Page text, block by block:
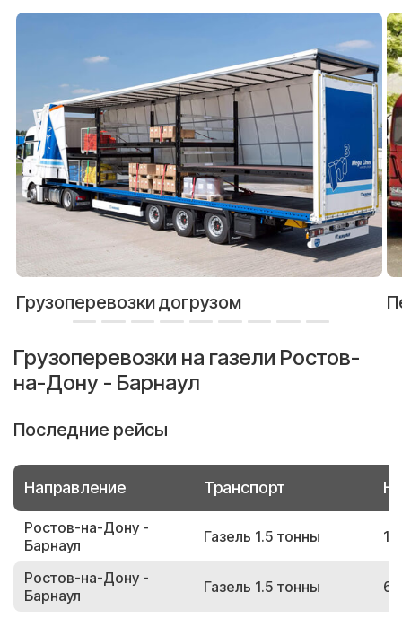
Грузоперевозки догрузом
Грузоперевозки на газели Ростов-
на-Дону - Барнаул
Последние рейсы
Направление Транспорт
Ростов-на-Дону -
Барнаул
Газель 1.5 тонны
Ростов-на-Дону -
Барнаул
Газель 1.5 тонны